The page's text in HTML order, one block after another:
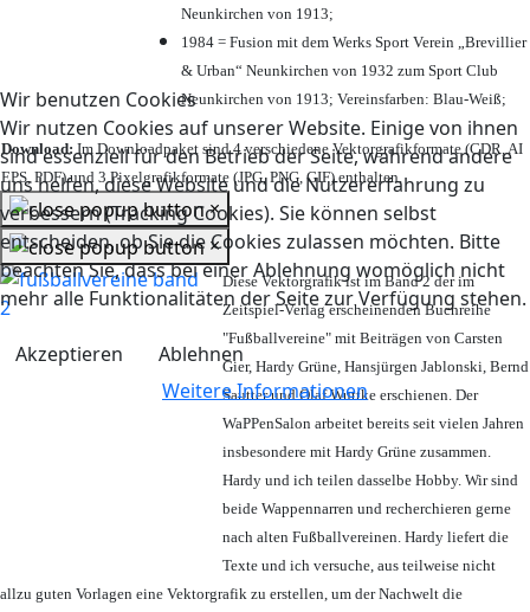
Wir benutzen Cookies
Wir nutzen Cookies auf unserer Website. Einige von ihnen
sind essenziell für den Betrieb der Seite, während andere
uns helfen, diese Website und die Nutzererfahrung zu
verbessern (Tracking Cookies). Sie können selbst
entscheiden, ob Sie die Cookies zulassen möchten. Bitte
beachten Sie, dass bei einer Ablehnung womöglich nicht
mehr alle Funktionalitäten der Seite zur Verfügung stehen.
Akzeptieren
Ablehnen
Weitere Informationen
Neunkirchen von 1913;
1984 = Fusion mit dem Werks Sport Verein „Brevillier
& Urban“ Neunkirchen von 1932 zum Sport Club
Neunkirchen von 1913; Vereinsfarben: Blau-Weiß;
Download: Im Downloadpaket sind 4 verschiedene Vektorgrafikformate (CDR, AI
EPS, PDF) und 3 Pixelgrafikformate (JPG, PNG, GIF) enthalten.
×
×
Diese Vektorgrafik ist im Band 2 der im
Zeitspiel-Verlag erscheinenden Buchreihe
"Fußballvereine" mit Beiträgen von Carsten
Gier, Hardy Grüne, Hansjürgen Jablonski, Bernd
Sautter und Olaf Wuttke erschienen. Der
WaPPenSalon arbeitet bereits seit vielen Jahren
insbesondere mit Hardy Grüne zusammen.
Hardy und ich teilen dasselbe Hobby. Wir sind
beide Wappennarren und recherchieren gerne
nach alten Fußballvereinen. Hardy liefert die
Texte und ich versuche, aus teilweise nicht
allzu guten Vorlagen eine Vektorgrafik zu erstellen, um der Nachwelt die